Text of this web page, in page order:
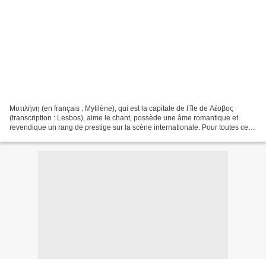
Μυτιλήνη (en français : Mytilène), qui est la capitale de l’île de Λέσβος
(transcription : Lesbos), aime le chant, possède une âme romantique et
revendique un rang de prestige sur la scène internationale. Pour toutes ces